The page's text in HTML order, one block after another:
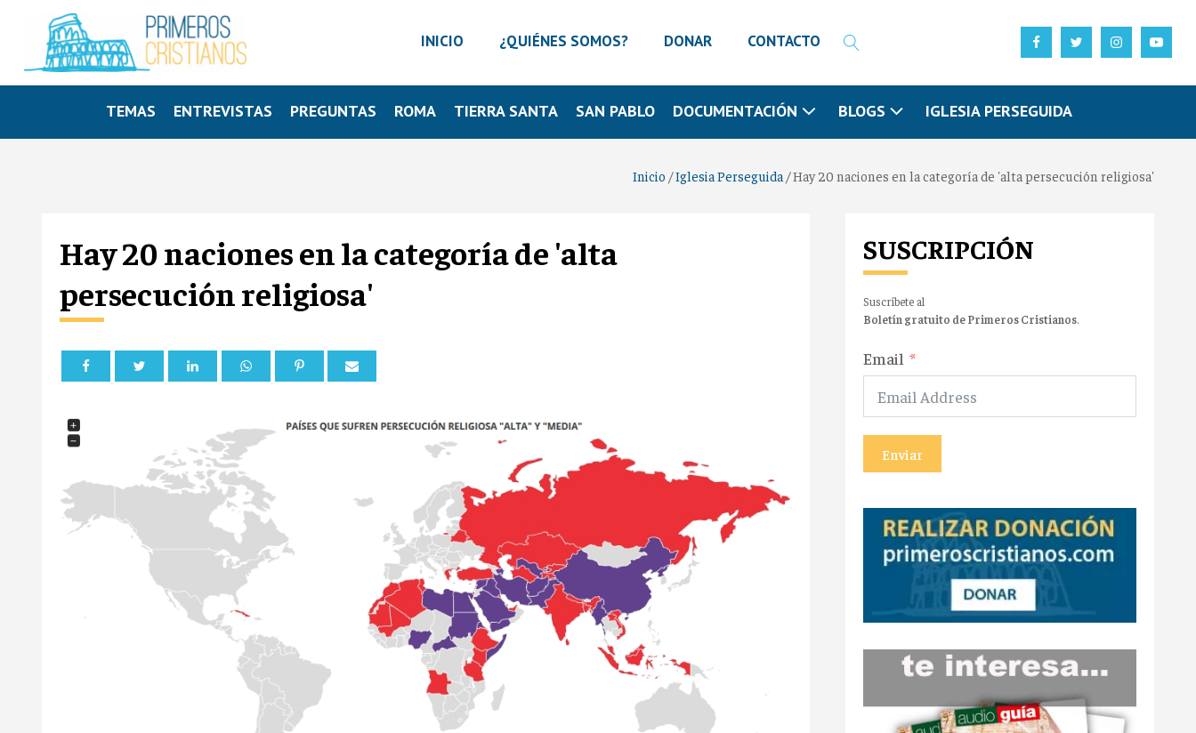
INICIO ¿QUIÉNES SOMOS? DONAR CONTACTO
TEMAS ENTREVISTAS PREGUNTAS ROMA TIERRA SANTA SAN PABLO DOCUMENTACIÓN BLOGS IGLESIA PERSEGUIDA
Inicio /Iglesia Perseguida /Hay 20 naciones en la categoría de 'alta persecución religiosa'
Hay 20 naciones en la categoría de 'alta
persecución religiosa'
SUSCRIPCIÓN
Suscríbete al
Boletín gratuito de Primeros Cristianos.
Email
Enviar